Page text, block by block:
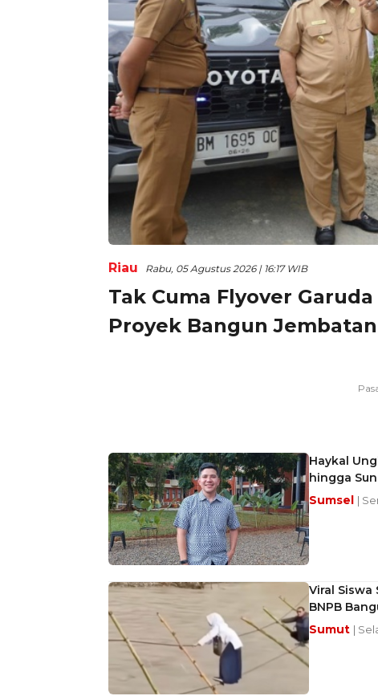
Riau Rabu, 05 Agustus 2026 | 16:17 WIB
Tak Cuma Flyover
Proyek Bangun
Haykal
hingga
Sumsel |
Viral Siswa
BNPB
Sumut |